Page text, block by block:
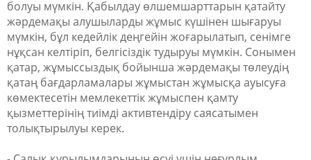
болуы мүмкін. Қабылдау өлшемшарттарын қатайту
жәрдемақы алушыларды жұмыс күшінен шығаруы
мүмкін, бұл кедейлік деңгейін жоғарылатып, сенімге
нұқсан келтіріп, белгісіздік тудыруы мүмкін. Сонымен
қатар, жұмыссыздық бойынша жәрдемақы төлеудің
қатаң бағдарламалары жұмыстан жұмысқа ауысуға
көмектесетін мемлекеттік жұмыспен қамту
қызметтерінің тиімді активтендіру саясатымен
толықтырылуы керек.